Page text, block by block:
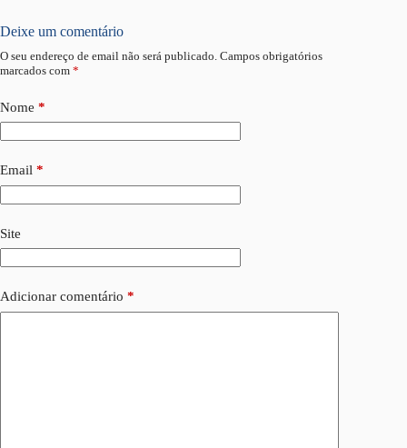
Deixe um comentário
O seu endereço de email não será publicado. Campos obrigatórios
marcados com *
Nome *
Email *
Site
Adicionar comentário *